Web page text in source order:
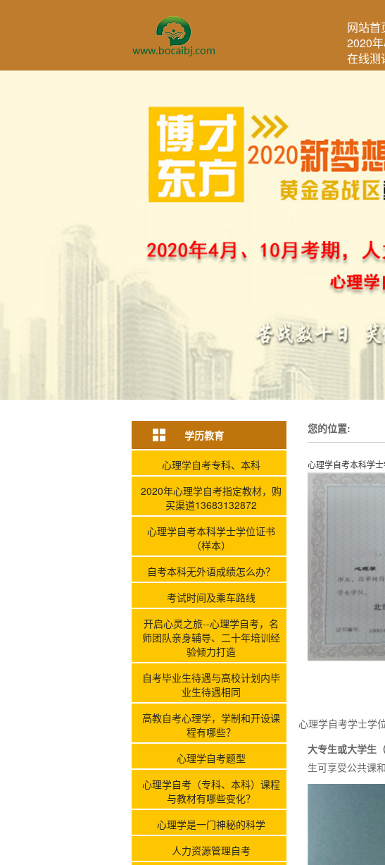
网站首
2020
在线测
学历教育
心理学自考专科、本科
2020年心理学自考指定教材，购
买渠道13683132872
心理学自考本科学士学位证书
（样本）
自考本科无外语成绩怎么办？
考试时间及乘车路线
开启心灵之旅--心理学自考，名
师团队亲身辅导、二十年培训经
验倾力打造
自考毕业生待遇与高校计划内毕
业生待遇相同
高教自考心理学，学制和开设课
程有哪些？
心理学自考题型
心理学自考（专科、本科）课程
与教材有哪些变化？
心理学是一门神秘的科学
人力资源管理自考
您的位置:
心理学自考本科学士
心理学自考学士学
大专生或大学生
生可享受公共课